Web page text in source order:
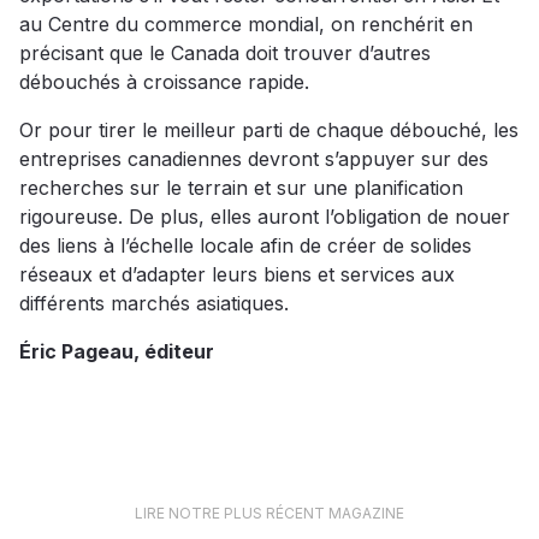
au Centre du commerce mondial, on renchérit en
précisant que le Canada doit trouver d’autres
débouchés à croissance rapide.
Or pour tirer le meilleur parti de chaque débouché, les
entreprises canadiennes devront s’appuyer sur des
recherches sur le terrain et sur une planification
rigoureuse. De plus, elles auront l’obligation de nouer
des liens à l’échelle locale afin de créer de solides
réseaux et d’adapter leurs biens et services aux
différents marchés asiatiques.
Éric Pageau, éditeur
LIRE NOTRE PLUS RÉCENT MAGAZINE